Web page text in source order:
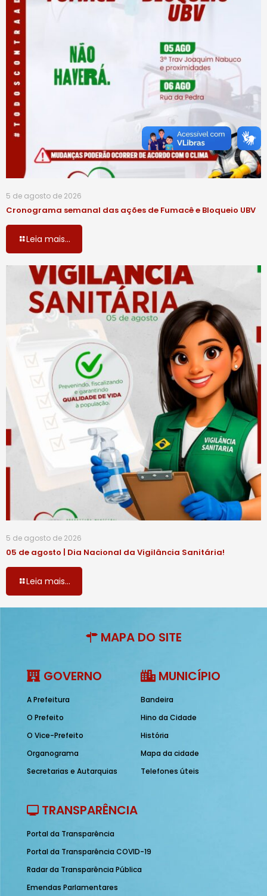
5 de agosto de 2026
Cronograma semanal das ações de Fumacê e Bloqueio UBV
Leia mais...
5 de agosto de 2026
05 de agosto | Dia Nacional da Vigilância Sanitária!
Leia mais...
MAPA DO SITE
GOVERNO
A Prefeitura
O Prefeito
O Vice-Prefeito
Organograma
Secretarias e Autarquias
MUNICÍPIO
Bandeira
Hino da Cidade
História
Mapa da cidade
Telefones úteis
TRANSPARÊNCIA
Portal da Transparência
Portal da Transparência COVID-19
Radar da Transparência Pública
Emendas Parlamentares